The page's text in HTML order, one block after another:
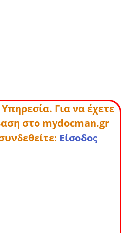
Για να έχετε
στο mydocman.gr
Είσοδος